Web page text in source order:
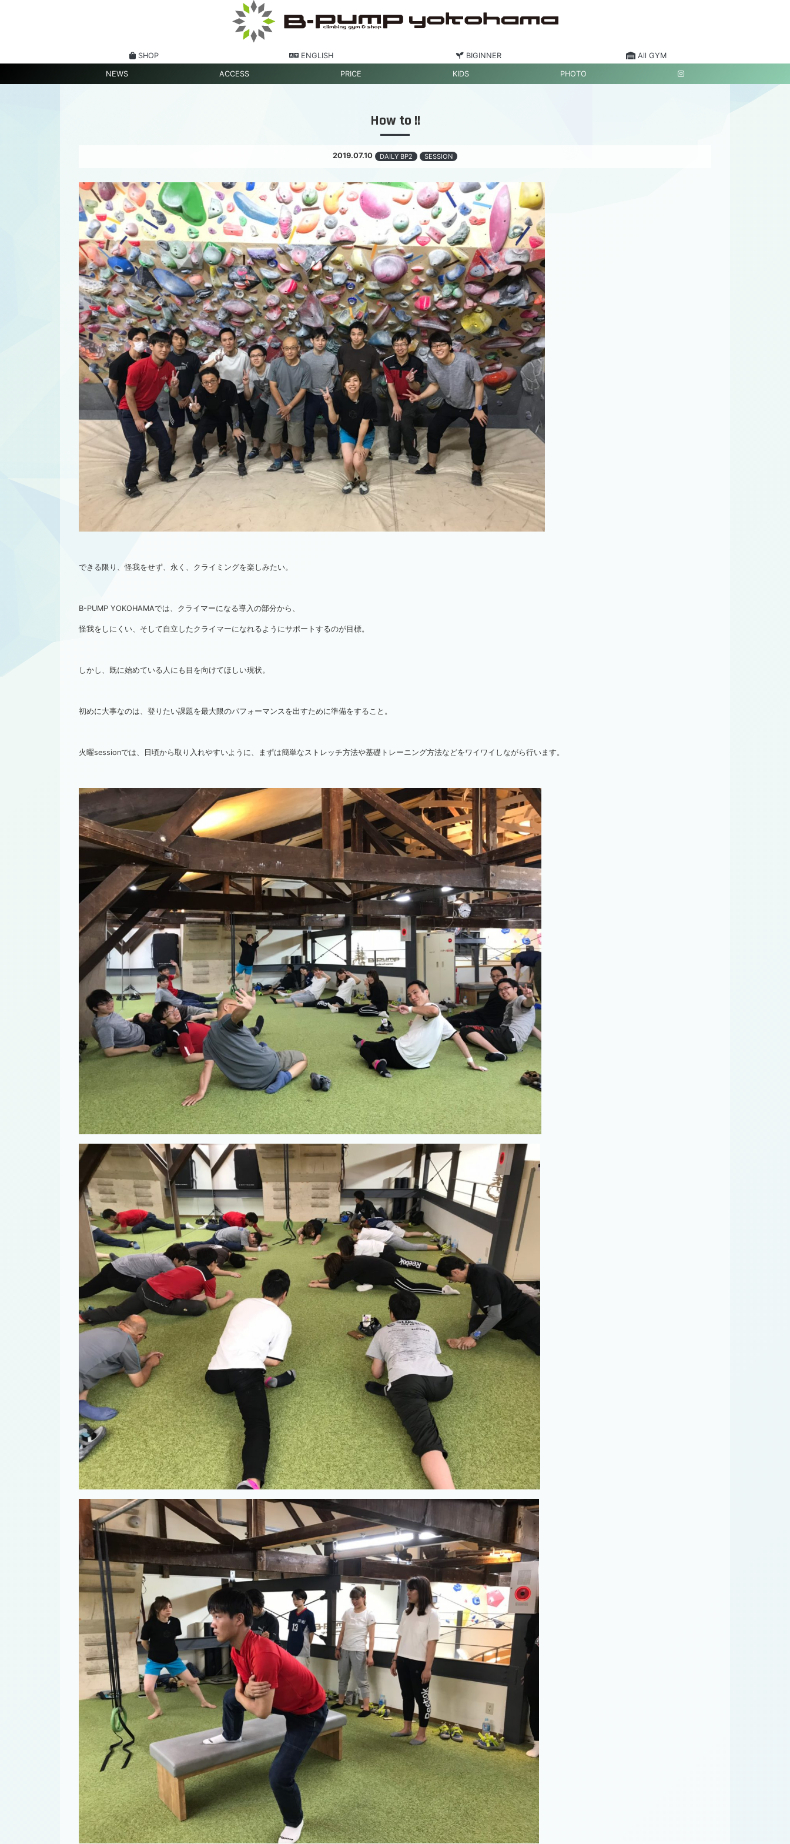
SHOP ENGLISH BIGINNER All GYM
NEWS ACCESS PRICE KIDS PHOTO
How to !!
2019.07.10 DAILY BP2 SESSION
できる限り、怪我をせず、永く、クライミングを楽しみたい。
B-PUMP YOKOHAMAでは、クライマーになる導入の部分から、
怪我をしにくい、そして自立したクライマーになれるようにサポートするのが目標。
しかし、既に始めている人にも目を向けてほしい現状。
初めに大事なのは、登りたい課題を最大限のパフォーマンスを出すために準備をすること。
火曜sessionでは、日頃から取り入れやすいように、まずは簡単なストレッチ方法や基礎トレーニング方法などをワイワイしながら行います。